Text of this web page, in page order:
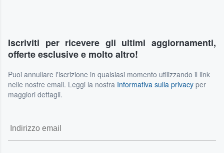
Iscriviti per ricevere gli ultimi aggiornamenti,
offerte esclusive e molto altro!
Puoi annullare l'iscrizione in qualsiasi momento utilizzando il link
nelle nostre email. Leggi la nostra Informativa sulla privacy per
maggiori dettagli.